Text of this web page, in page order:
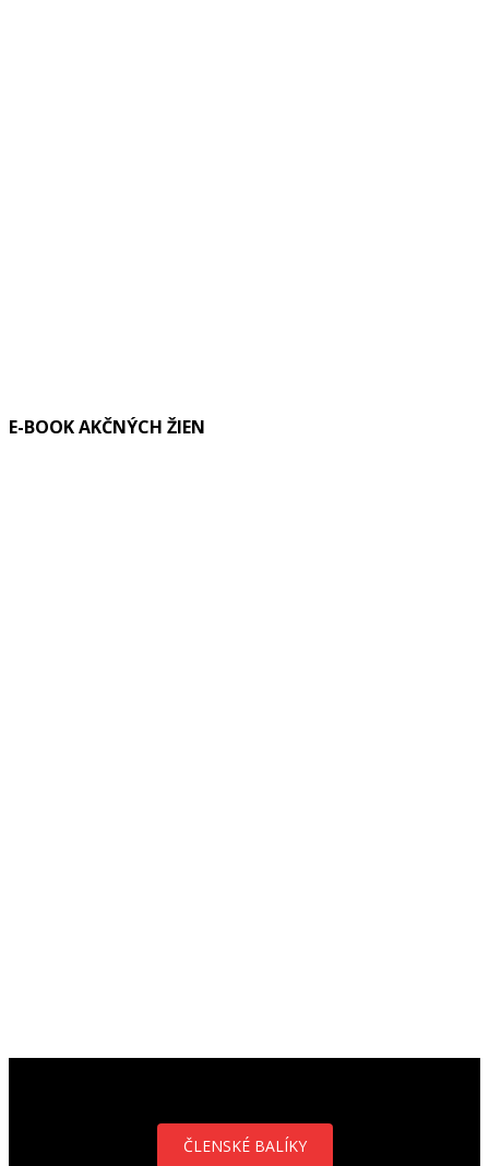
E-BOOK AKČNÝCH ŽIEN
ČLENSKÉ BALÍKY